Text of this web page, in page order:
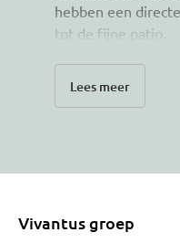
hebben een
tot de fijne patio.
badkamer.
Lees meer
Vivantus groep